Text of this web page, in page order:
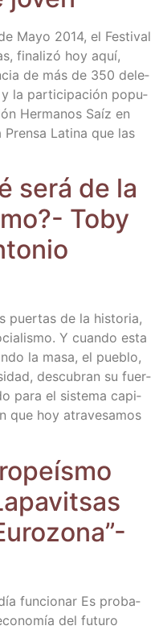
Mayo 2014, el Fes­ti­val
fina­li­zó hoy aquí,
de más de 350 dele­
y la par­ti­ci­pa­ción popu­
Her­ma­nos Saíz en
Lati­na que las
será de la
Toby
puer­tas de la his­to­ria,
Y cuan­do esta
la masa, el pue­blo,
des­cu­bran su fuer­
para el sis­te­ma capi­
que hoy atra­ve­sa­mos
fun­cio­nar Es pro­ba­
del futu­ro